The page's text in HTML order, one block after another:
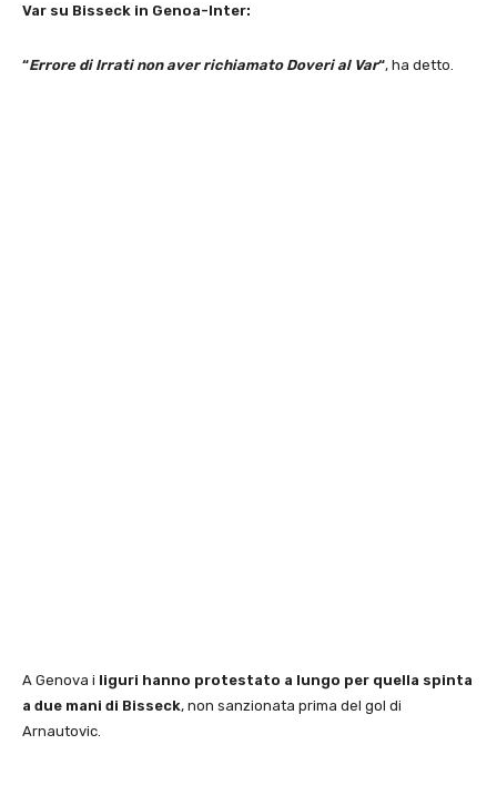
Var su Bisseck in Genoa-Inter:
“Errore di Irrati non aver richiamato Doveri al Var“, ha detto.
A Genova i liguri hanno protestato a lungo per quella spinta
a due mani di Bisseck, non sanzionata prima del gol di
Arnautovic.